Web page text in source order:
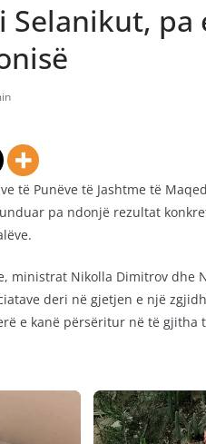
Selanikut,
të Punëve të Jashtme të
pa ndonjë rezultat
ministrat Nikolla Dimitrov dhe
deri në gjetjen e një
e kanë përsëritur në të gjitha